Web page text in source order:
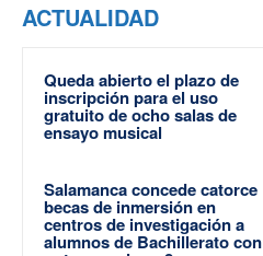
ACTUALIDAD
Queda abierto el plazo de
inscripción para el uso
gratuito de ocho salas de
ensayo musical
Salamanca concede catorce
becas de inmersión en
centros de investigación a
alumnos de Bachillerato con